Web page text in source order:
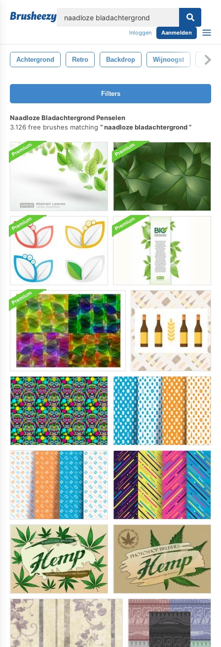
Inloggen Aanmelden
Achtergrond Retro Backdrop Wijnoogst
Filters
Naadloze Bladachtergrond Penselen
3.126 free brushes matching
naadloze bladachtergrond